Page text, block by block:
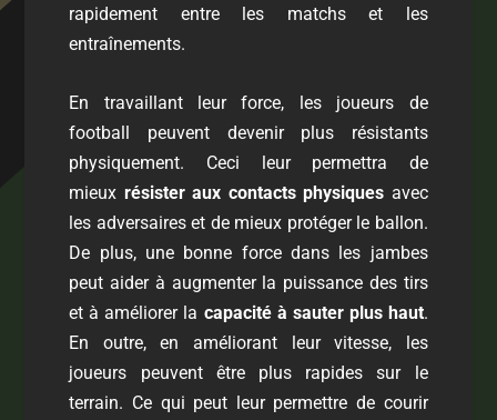
rapidement entre les matchs et les
entraînements.
En travaillant leur force, les joueurs de
football peuvent devenir plus résistants
physiquement. Ceci leur permettra de
mieux résister aux contacts physiques avec
les adversaires et de mieux protéger le ballon.
De plus, une bonne force dans les jambes
peut aider à augmenter la puissance des tirs
et à améliorer la capacité à sauter plus haut.
En outre, en améliorant leur vitesse, les
joueurs peuvent être plus rapides sur le
terrain. Ce qui peut leur permettre de courir